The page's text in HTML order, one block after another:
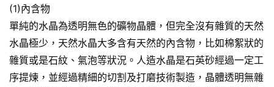
(1)內含物
單純的水晶為透明無色的礦物晶體，但完全沒有雜質的天然
水晶極少，天然水晶大多含有天然的內含物，比如棉絮狀的
雜質或是石紋、氣泡等狀況。人造水晶是石英砂經過一定工
序提煉，並經過精細的切割及打磨技術製造，晶體透明無雜